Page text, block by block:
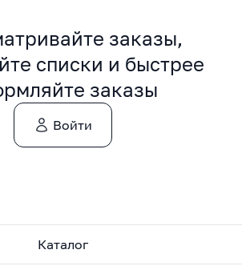
заказы,
списки и быстрее
заказы
Войти
Каталог